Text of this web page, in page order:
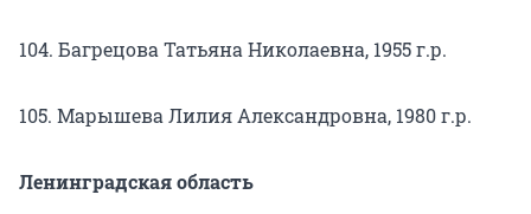
104. Багрецова Татьяна Николаевна, 1955 г.р.
105. Марышева Лилия Александровна, 1980 г.р.
Ленинградская область